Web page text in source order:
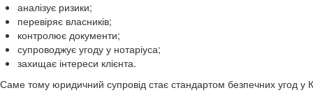
аналізує ризики;
перевіряє власників;
контролює документи;
супроводжує угоду у нотаріуса;
захищає інтереси клієнта.
Саме тому юридичний супровід стає стандартом безпечних угод у